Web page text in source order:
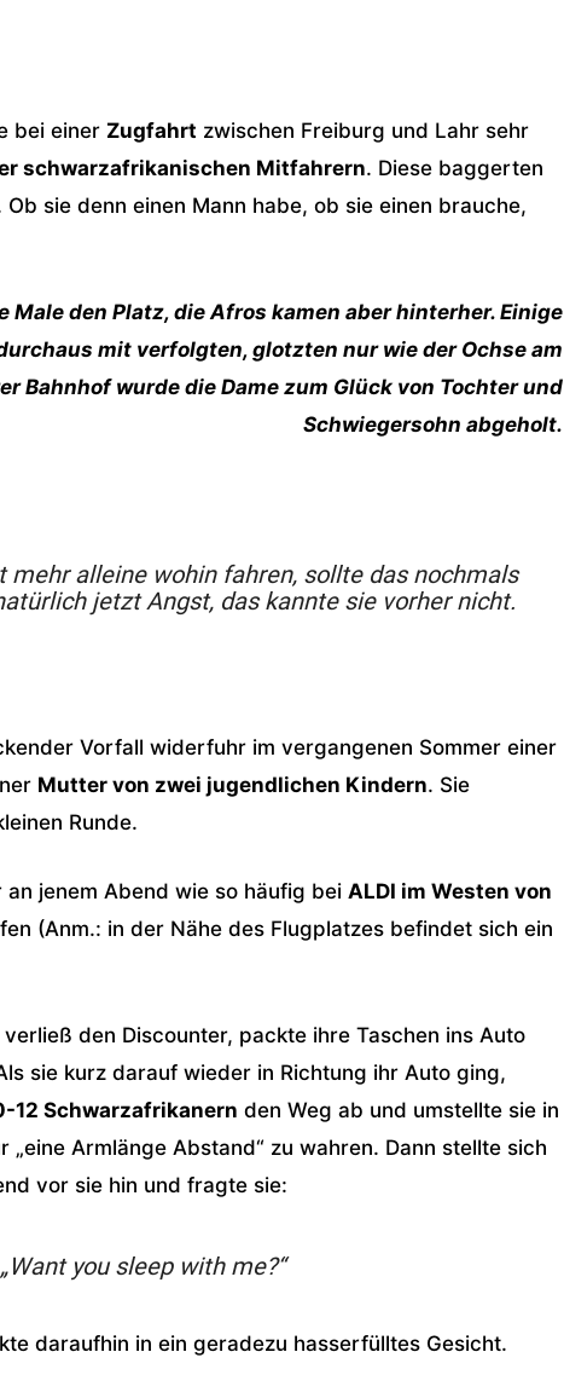
bei einer Zugfahrt zwischen Freiburg und Lahr sehr
schwarzafrikanischen Mitfahrern. Diese baggerten
sie denn einen Mann habe, ob sie einen brauche,
Male den Platz, die Afros kamen aber hinterher. Einige
mit verfolgten, glotzten nur wie der Ochse am
Bahnhof wurde die Dame zum Glück von Tochter und
Schwiegersohn abgeholt.
alleine wohin fahren, sollte das nochmals
jetzt Angst, das kannte sie vorher nicht.
Vorfall widerfuhr im vergangenen Sommer einer
Mutter von zwei jugendlichen Kindern. Sie
Runde.
jenem Abend wie so häufig bei ALDI im Westen von
(Anm.: in der Nähe des Flugplatzes befindet sich ein
den Discounter, packte ihre Taschen ins Auto
sie kurz darauf wieder in Richtung ihr Auto ging,
12 Schwarzafrikanern den Weg ab und umstellte sie in
„eine Armlänge Abstand“ zu wahren. Dann stellte sich
vor sie hin und fragte sie:
„Want you sleep with me?“
daraufhin in ein geradezu hasserfülltes Gesicht.